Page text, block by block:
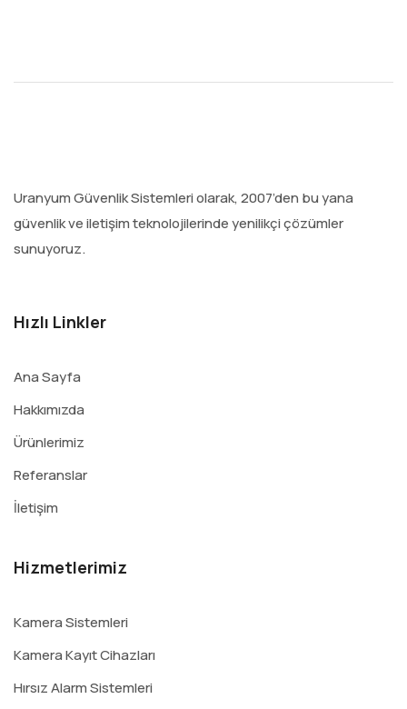
Uranyum Güvenlik Sistemleri olarak, 2007’den bu yana
güvenlik ve iletişim teknolojilerinde yenilikçi çözümler
sunuyoruz.
Hızlı Linkler
Ana Sayfa
Hakkımızda
Ürünlerimiz
Referanslar
İletişim
Hizmetlerimiz
Kamera Sistemleri
Kamera Kayıt Cihazları
Hırsız Alarm Sistemleri